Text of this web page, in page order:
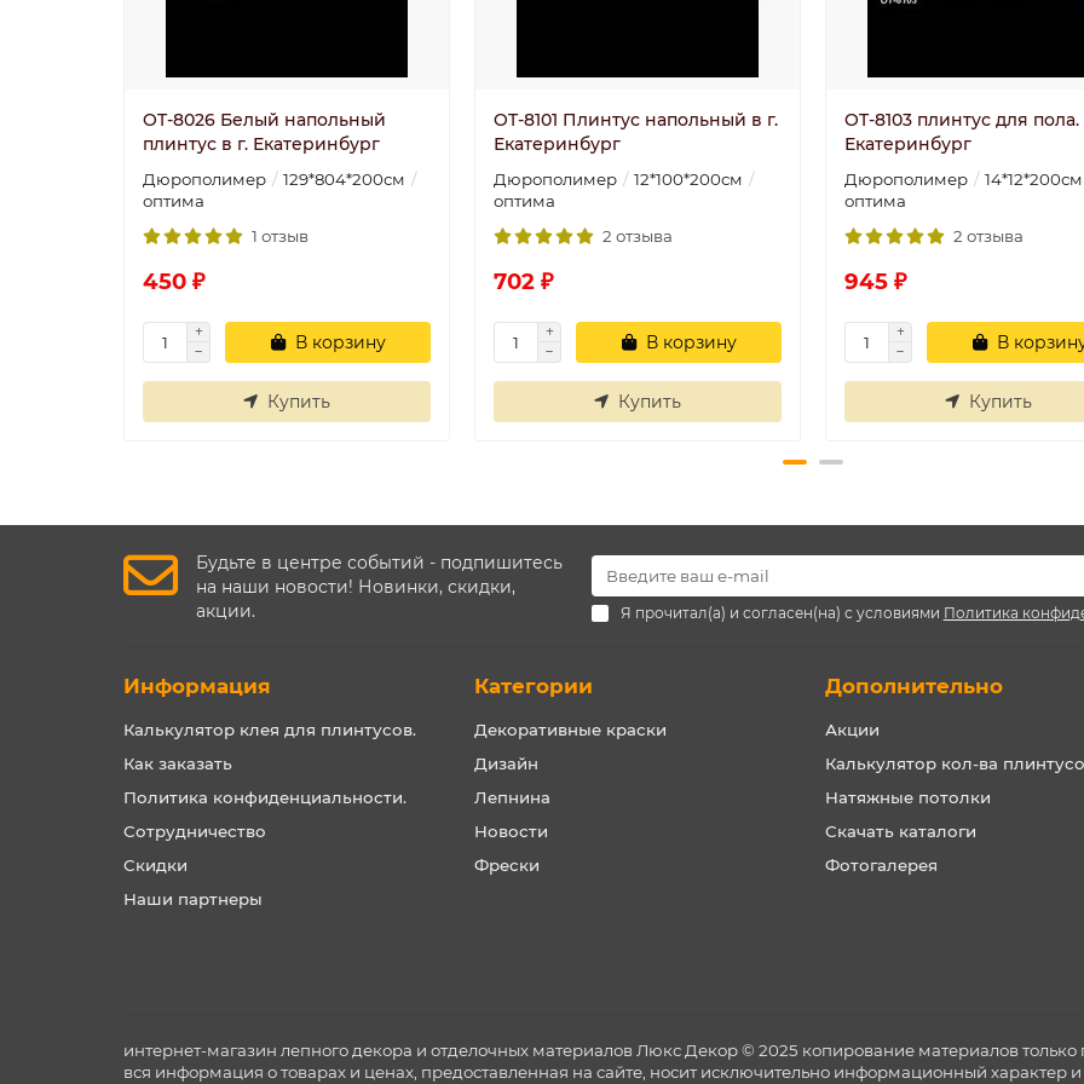
OT-8026 Белый напольный
плинтус в г. Екатеринбург
Дюрополимер
129*804*200см
оптима
1 отзыв
450 ₽
В корзину
Купить
OT-8101 Плинтус напольный в г.
Екатеринбург
Дюрополимер
12*100*200см
оптима
2 отзыва
702 ₽
В корзину
Купить
OT-8103 плинтус для пола.
Екатеринбург
Дюрополимер
14*12*200см
оптима
2 отзыва
945 ₽
В
Купить
Будьте в центре событий - подпишитесь
на наши новости! Новинки, скидки,
акции.
Я прочитал(а) и согласен(на) с условиями Политика
Информация
Калькулятор клея для плинтусов.
Как заказать
Политика конфиденциальности.
Сотрудничество
Скидки
Наши партнеры
Категории
Декоративные краски
Дизайн
Лепнина
Новости
Фрески
Дополнительно
Акции
Калькулятор кол-ва
Натяжные потолки
Скачать каталоги
Фотогалерея
интернет-магазин лепного декора и отделочных материалов Люкс Декор © 2025 копирование материалов
вся информация о товарах и ценах, предоставленная на сайте, носит исключительно информационный характер